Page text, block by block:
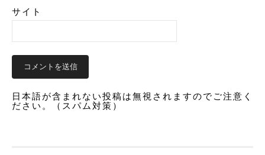
サイト
日本語が含まれない投稿は無視されますのでご注意く
ださい。（スパム対策）